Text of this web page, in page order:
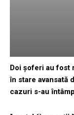
Doi șoferi au fost
în stare avansată
cazuri s-au